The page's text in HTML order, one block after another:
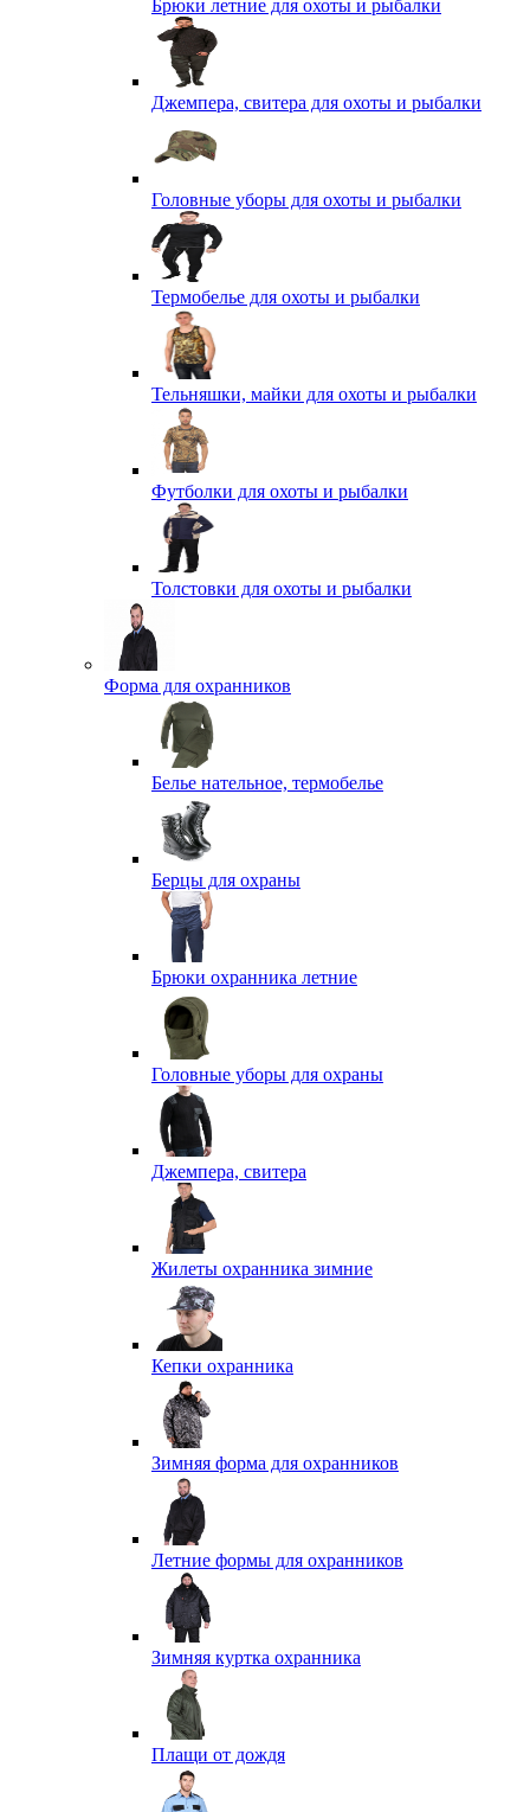
Брюки летние для охоты и рыбалки
Джемпера, свитера для охоты и рыбалки
Головные уборы для охоты и рыбалки
Термобелье для охоты и рыбалки
Тельняшки, майки для охоты и рыбалки
Футболки для охоты и рыбалки
Толстовки для охоты и рыбалки
Форма для охранников
Белье нательное, термобелье
Берцы для охраны
Брюки охранника летние
Головные уборы для охраны
Джемпера, свитера
Жилеты охранника зимние
Кепки охранника
Зимняя форма для охранников
Летние формы для охранников
Зимняя куртка охранника
Плащи от дождя